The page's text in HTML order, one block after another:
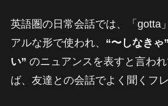
英語圏の日常会話では、「gotta
アルな形で使われ、 “〜しなきゃ”
い” のニュアンスを表すと言わ
ば、友達との会話でよく聞くフ